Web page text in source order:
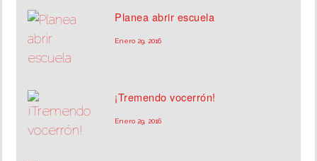
Planea abrir escuela
Enero 29, 2016
¡Tremendo vocerrón!
Enero 29, 2016